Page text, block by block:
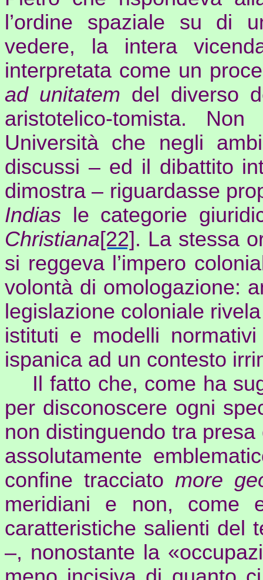
l’ordine spaziale su di
vedere, la intera
interpretata come un
ad unitatem del diverso
aristotelico-tomista.
Università che negli
discussi – ed il dibattito
dimostra – riguardasse
Indias
le categorie
Christiana[22] . La stessa
si reggeva l’impero
volontà di omologazione:
legislazione coloniale
istituti e modelli
ispanica ad un contesto
Il fatto che, come ha
per disconoscere ogni
non distinguendo tra
assolutamente
confine tracciatomore
meridiani e non, come
caratteristiche salienti del
–, nonostante la